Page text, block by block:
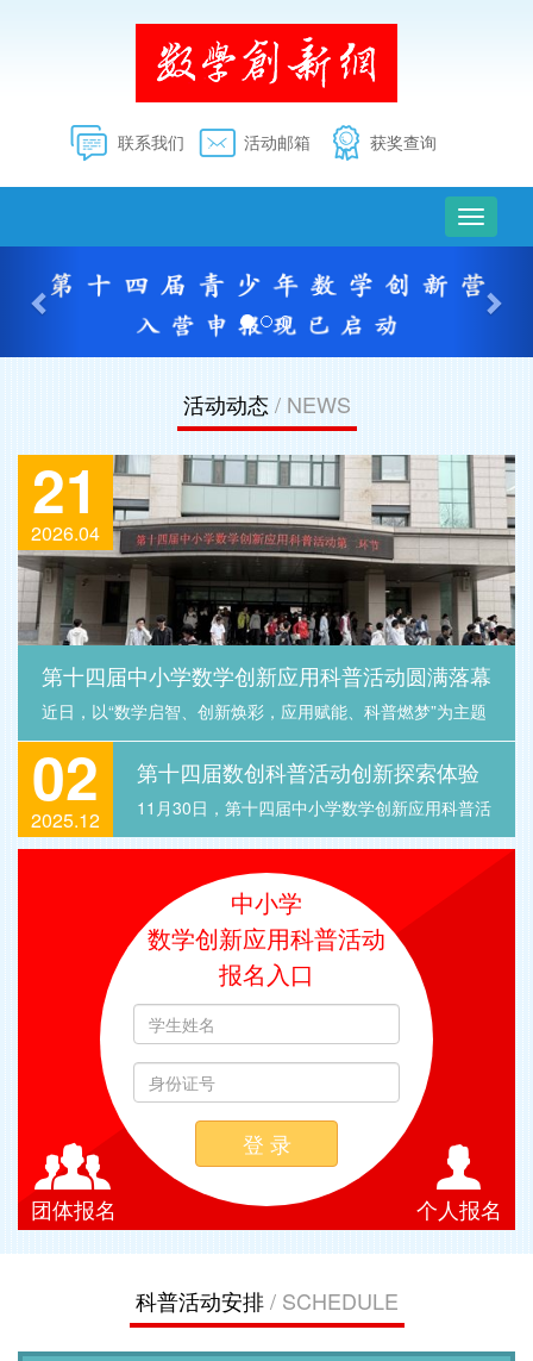
联系我们 活动邮箱 获奖查询
切
换
导
航
一
一
活动动态 / NEWS
21
2026.04
第十四届中小学数学创新应用科普活动圆满落幕
近日，以“数学启智、创新焕彩，应用赋能、科普燃梦”为主题
的第十四届中小学数学 ...
02
2025.12
第十四届数创科普活动创新探索体验
挑战环节顺利举行
11月30日，第十四届中小学数学创新应用科普活
动“创新探索体 ...
中小学
数学创新应用科普活动
报名入口
登 录
团体报名 个人报名
科普活动安排/ SCHEDULE